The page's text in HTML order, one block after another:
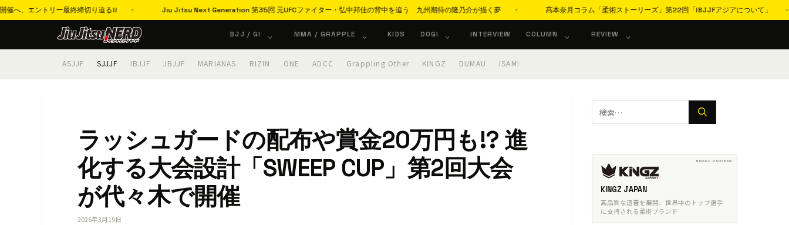
エントリー最終締切り迫る!! Jiu Jitsu Next Generation 第35回 元UFCファイター・弘中邦佳の背中を追う 九州期待の隆乃介が描く夢 髙本奈月コラム「柔術ストーリーズ」第22回「IBJJFアジアについて」
BJJ / GI MMA / GRAPPLE KIDS DOGI INTERVIEW COLUMN REVIEW
ASJJF SJJJF IBJJF JBJJF MARIANAS RIZIN ONE ADCC Grappling Other KINGZ DUMAU ISAMI
ラッシュガードの配布や賞金20万円も!? 進
化する大会設計「SWEEP CUP」第2回大会
が代々木で開催
2026年3月19日
検
索:
KINGZ JAPAN
高品質な道着を展開、世界中のトップ選手
に支持される柔術ブランド